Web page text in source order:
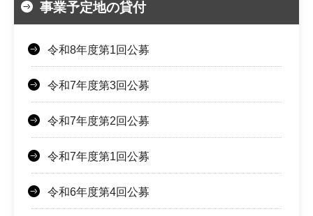
事業予定地の貸付
令和8年度第1回公募
令和7年度第3回公募
令和7年度第2回公募
令和7年度第1回公募
令和6年度第4回公募